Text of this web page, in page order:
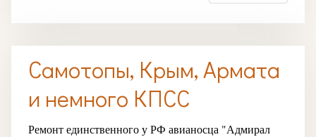
Самотопы, Крым, Армата
и немного КПСС
Ремонт единственного у РФ авианосца "Адмирал